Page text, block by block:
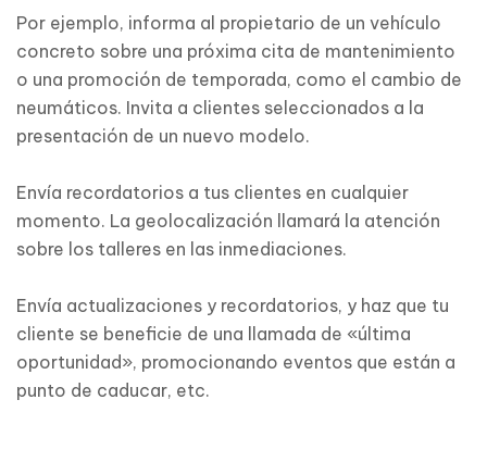
Por ejemplo, informa al propietario de un vehículo
concreto sobre una próxima cita de mantenimiento
o una promoción de temporada, como el cambio de
neumáticos. Invita a clientes seleccionados a la
presentación de un nuevo modelo.
Envía recordatorios a tus clientes en cualquier
momento. La geolocalización llamará la atención
sobre los talleres en las inmediaciones.
Envía actualizaciones y recordatorios, y haz que tu
cliente se beneficie de una llamada de «última
oportunidad», promocionando eventos que están a
punto de caducar, etc.